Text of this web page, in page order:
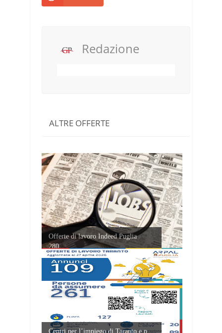
Redazione
ALTRE OFFERTE
Offerte di lavoro Indeed Puglia
280...
Centri per l’impiego di Taranto e p...